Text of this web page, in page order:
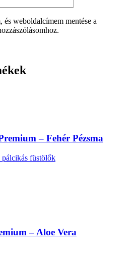
és weboldalcímem mentése a
– Fehér Pézsma
pálcikás füstölők
– Aloe Vera